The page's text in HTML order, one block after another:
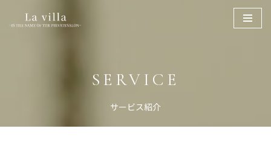
SERVICE
サービス紹介